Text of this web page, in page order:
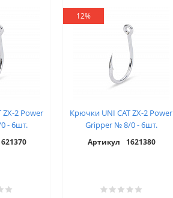
2 Power
- 6шт.
12%
Крючки UNI CAT ZX-2 Power
Gripper № 8/0 - 6шт.
Артикул 1621380